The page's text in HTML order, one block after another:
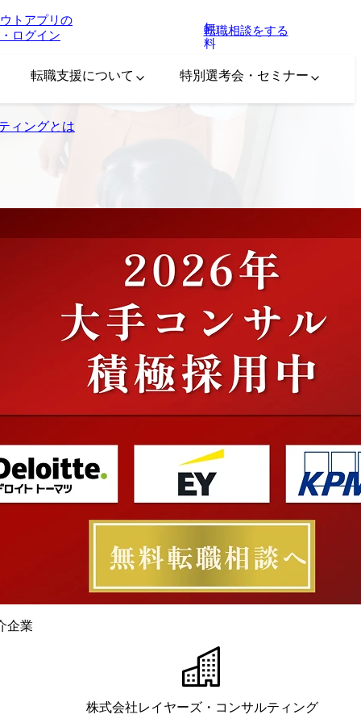
トアプリの
ログイン
無
料
転職相談をする
転職支援について 特別選考会・セミナー
ィングとは
企業
株式会社レイヤーズ・コンサルティング